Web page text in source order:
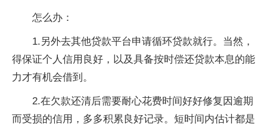
怎么办：
1.另外去其他贷款平台申请循环贷款就行。当然，
得保证个人信用良好，以及具备按时偿还贷款本息的能
力才有机会借到。
2.在欠款还清后需要耐心花费时间好好修复因逾期
而受损的信用，多多积累良好记录。短时间内估计都是